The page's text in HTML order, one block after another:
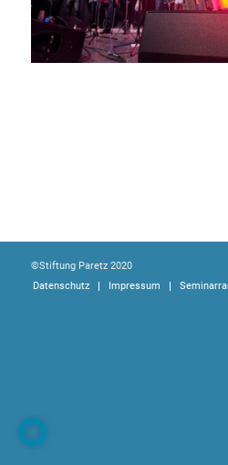
©Stiftung Paretz 2020
Datenschutz
Impressum